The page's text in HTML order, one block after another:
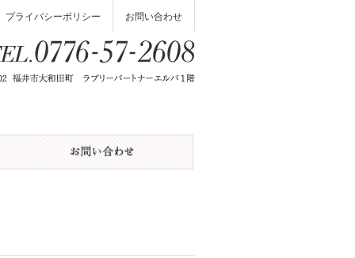
プライバシーポリシー お問い合わせ